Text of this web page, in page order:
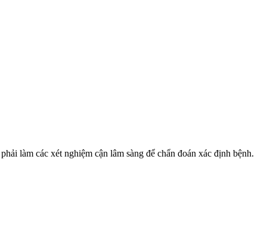
làm các xét nghiệm cận lâm sàng để chẩn đoán xác định bệnh.